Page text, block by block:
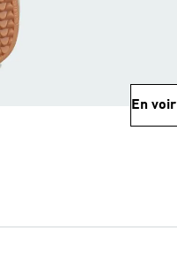
En